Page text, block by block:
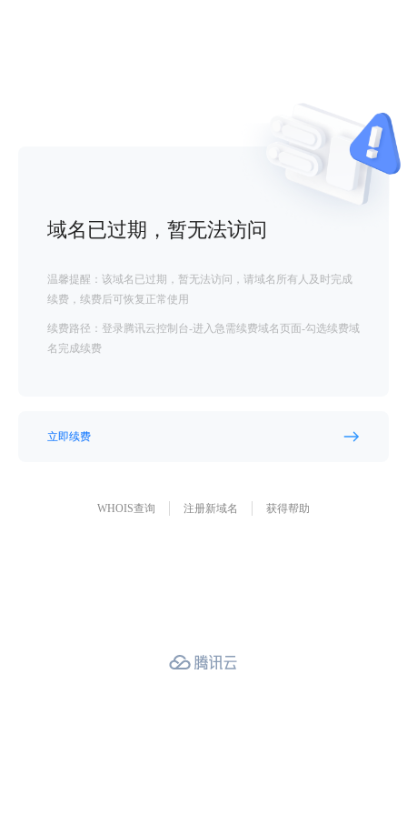
域名已过期，暂无法访问
温馨提醒：该域名已过期，暂无法访问，请域名所有人及时完成
续费，续费后可恢复正常使用
续费路径：登录腾讯云控制台-进入急需续费域名页面-勾选续费域
名完成续费
立即续费
WHOIS查询 注册新域名 获得帮助